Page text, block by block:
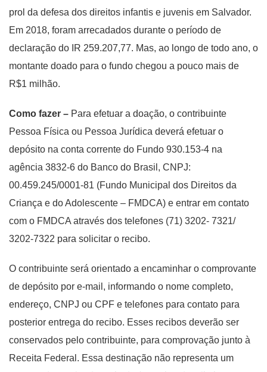
prol da defesa dos direitos infantis e juvenis em Salvador.
Em 2018, foram arrecadados durante o período de
declaração do IR 259.207,77. Mas, ao longo de todo ano, o
montante doado para o fundo chegou a pouco mais de
R$1 milhão.
Como fazer – Para efetuar a doação, o contribuinte
Pessoa Física ou Pessoa Jurídica deverá efetuar o
depósito na conta corrente do Fundo 930.153-4 na
agência 3832-6 do Banco do Brasil, CNPJ:
00.459.245/0001-81 (Fundo Municipal dos Direitos da
Criança e do Adolescente – FMDCA) e entrar em contato
com o FMDCA através dos telefones (71) 3202- 7321/
3202-7322 para solicitar o recibo.
O contribuinte será orientado a encaminhar o comprovante
de depósito por e-mail, informando o nome completo,
endereço, CNPJ ou CPF e telefones para contato para
posterior entrega do recibo. Esses recibos deverão ser
conservados pelo contribuinte, para comprovação junto à
Receita Federal. Essa destinação não representa um